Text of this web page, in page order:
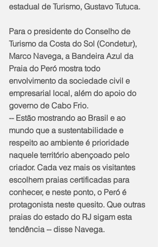
estadual de Turismo, Gustavo Tutuca.
Para o presidente do Conselho de
Turismo da Costa do Sol (Condetur),
Marco Navega, a Bandeira Azul da
Praia do Peró mostra todo
envolvimento da sociedade civil e
empresarial local, além do apoio do
governo de Cabo Frio.
-- Estão mostrando ao Brasil e ao
mundo que a sustentabilidade e
respeito ao ambiente é prioridade
naquele território abençoado pelo
criador. Cada vez mais os visitantes
escolhem praias certificadas para
conhecer, e neste ponto, o Peró é
protagonista neste quesito. Que outras
praias do estado do RJ sigam esta
tendência -- disse Navega.